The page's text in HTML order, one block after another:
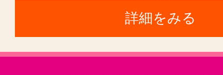
詳細をみる